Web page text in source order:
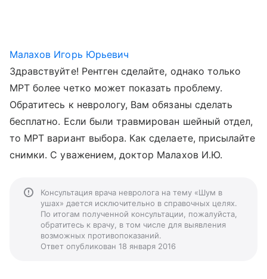
Малахов Игорь Юрьевич
Здравствуйте! Рентген сделайте, однако только
МРТ более четко может показать проблему.
Обратитесь к неврологу, Вам обязаны сделать
бесплатно. Если были травмирован шейный отдел,
то МРТ вариант выбора. Как сделаете, присылайте
снимки. С уважением, доктор Малахов И.Ю.
Консультация врача невролога на тему «Шум в
ушах» дается исключительно в справочных целях.
По итогам полученной консультации, пожалуйста,
обратитесь к врачу, в том числе для выявления
возможных противопоказаний.
Ответ опубликован 18 января 2016